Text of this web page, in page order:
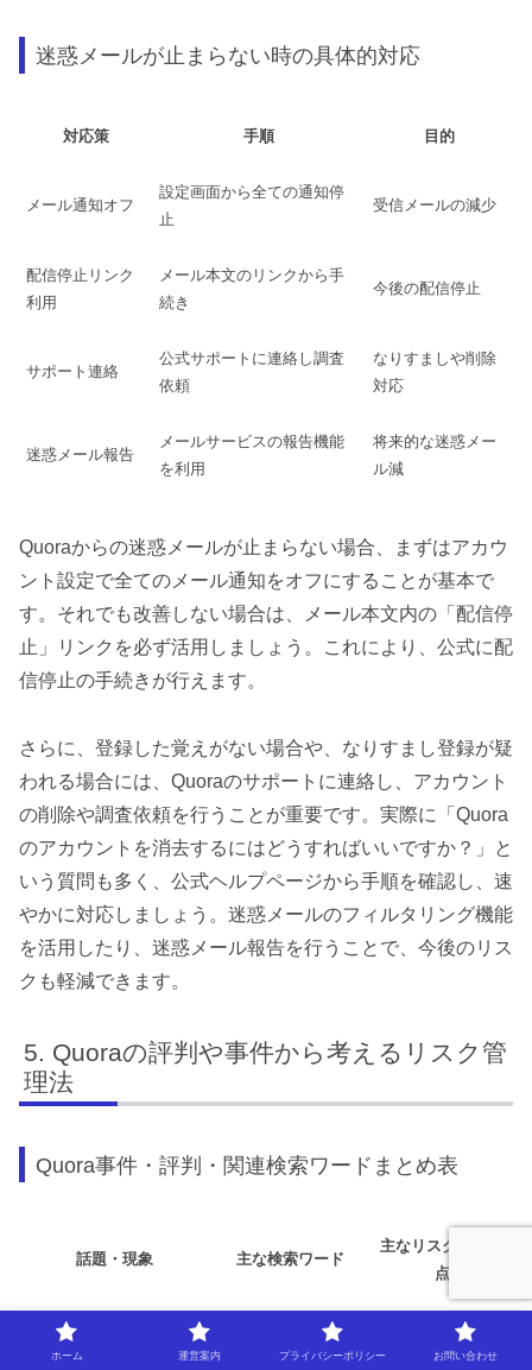
迷惑メールが止まらない時の具体的対応
対応策 手順 目的
メール通知オフ
設定画面から全ての通知停
止
受信メールの減少
配信停止リンク
利用
メール本文のリンクから手
続き
今後の配信停止
サポート連絡
公式サポートに連絡し調査
依頼
なりすましや削除
対応
迷惑メール報告
メールサービスの報告機能
を利用
将来的な迷惑メー
ル減
Quoraからの迷惑メールが止まらない場合、まずはアカウ
ント設定で全てのメール通知をオフにすることが基本で
す。それでも改善しない場合は、メール本文内の「配信停
止」リンクを必ず活用しましょう。これにより、公式に配
信停止の手続きが行えます。
さらに、登録した覚えがない場合や、なりすまし登録が疑
われる場合には、Quoraのサポートに連絡し、アカウント
の削除や調査依頼を行うことが重要です。実際に「Quora
のアカウントを消去するにはどうすればいいですか？」と
いう質問も多く、公式ヘルプページから手順を確認し、速
やかに対応しましょう。迷惑メールのフィルタリング機能
を活用したり、迷惑メール報告を行うことで、今後のリス
クも軽減できます。
Quoraの評判や事件から考えるリスク管
理法
Quora事件・評判・関連検索ワードまとめ表
話題・現象 主な検索ワード
主なリスク・懸念
点
本人の意図しないアカウ
ント作成
Quora 登録 した 覚
えがない
個人情報の流出リ
スク
ホーム 運営案内 プライバシーポリシー お問い合わせ